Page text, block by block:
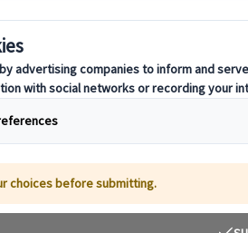
tradicional japonesés
del alojamiento
el turismo en Japón y podemos
sin conocer las normas, ¡pero no